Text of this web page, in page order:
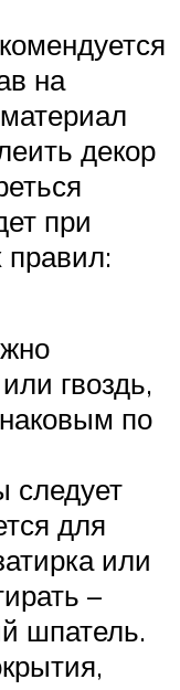
на
декор
при
правил:
гвоздь,
по
следует
для
или
–
шпатель.